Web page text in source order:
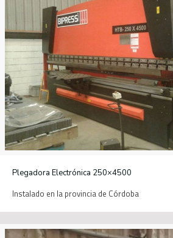
Plegadora Electrónica 250×4500
Instalado en la provincia de Córdoba